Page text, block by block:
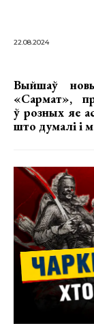
22.08.2024
Выйшаў
«Сармат»,
ў розных яе
што думалі і